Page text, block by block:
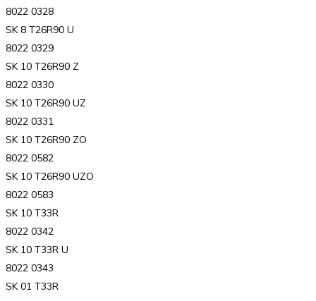
8022 0328
SK 8 T26R90 U
8022 0329
SK 10 T26R90 Z
8022 0330
SK 10 T26R90 UZ
8022 0331
SK 10 T26R90 ZO
8022 0582
SK 10 T26R90 UZO
8022 0583
SK 10 T33R
8022 0342
SK 10 T33R U
8022 0343
SK 01 T33R